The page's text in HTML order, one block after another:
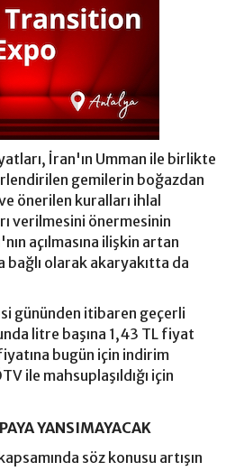
İran'ın Umman ile birlikte
gemilerin boğazdan
önerilen kuralları ihlal
verilmesini önermesinin
açılmasına ilişkin artan
bağlı olarak akaryakıtta da
gününden itibaren geçerli
litre başına 1,43 TL fiyat
bugün için indirim
ile mahsuplaşıldığı için
YANSIMAYACAK
söz konusu artışın